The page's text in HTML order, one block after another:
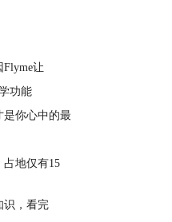
让
功能
是你心中的最
占地仅有15
识，看完